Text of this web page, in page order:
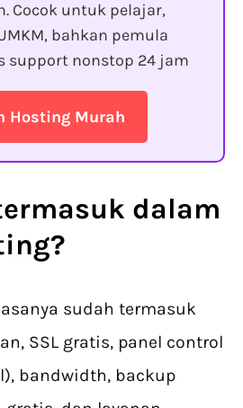
Cocok untuk pelajar,
bahkan pemula
support nonstop 24 jam
Hosting Murah
dalam
?
sudah termasuk
SSL gratis, panel control
bandwidth, backup